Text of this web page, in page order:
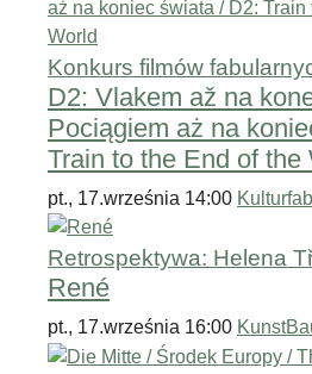
Konkurs filmów
D2: Vlakem až na
Pociągiem aż na
Train to the End of the
pt., 17.września 14:00
Retrospektywa: Helena
René
pt., 17.września 16:00